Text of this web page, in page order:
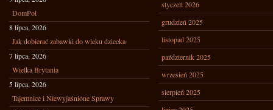
DomPol
8 lipca, 2026
Jak dobierać zabawki do wieku dziecka
7 lipca, 2026
Wielka Brytania
5 lipca, 2026
Tajemnice i Niewyjaśnione Sprawy
styczeń 2026
grudzień 2025
listopad 2025
październik 2025
wrzesień 2025
sierpień 2025